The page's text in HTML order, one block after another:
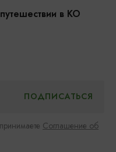
в КО
Соглашение об